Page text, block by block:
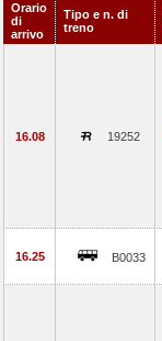
Orario
di
arrivo
Tipo e n. di
treno
16.08 19252
16.25 B0033